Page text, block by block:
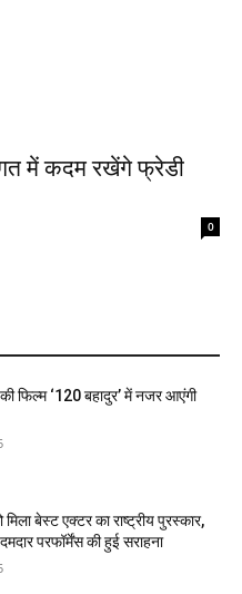
में कदम रखेंगे फ्रेडी
0
फिल्म ‘120 बहादुर’ में नजर आएंगी
मिला बेस्ट एक्टर का राष्ट्रीय पुरस्कार,
परफॉर्मेंस की हुई सराहना